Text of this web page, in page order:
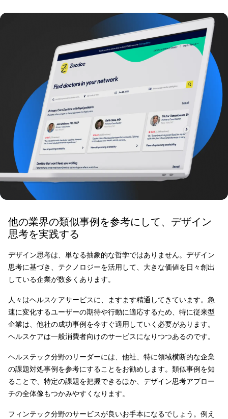
他の業界の類似事例を参考にして、デザイン
思考を実践する
デザイン思考は、単なる抽象的な哲学ではありません。デザイン
思考に基づき、テクノロジーを活用して、大きな価値を日々創出
している企業が数多くあります。
人々はヘルスケアサービスに、ますます精通してきています。急
速に変化するユーザーの期待や行動に適応するため、特に従来型
企業は、他社の成功事例を今すぐ適用していく必要があります。
ヘルスケアは一般消費者向けのサービスになりつつあるのです。
ヘルステック分野のリーダーには、他社、特に領域横断的な企業
の課題対処事例を参考にすることをお勧めします。類似事例を知
ることで、特定の課題を把握できるほか、デザイン思考アプロー
チの全体像もつかみやすくなります。
フィンテック分野のサービスが良いお手本になるでしょう。例え